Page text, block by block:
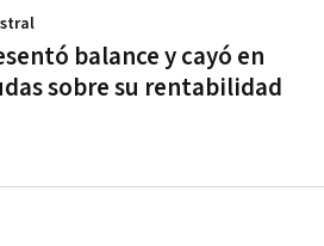
balance y cayó en
sobre su rentabilidad